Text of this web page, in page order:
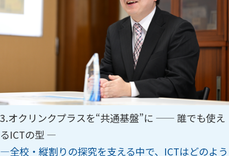
3.オクリンクプラスを“共通基盤”に —— 誰でも使え
るICTの型 ―
―全校・縦割りの探究を支える中で、ICTはどのよう